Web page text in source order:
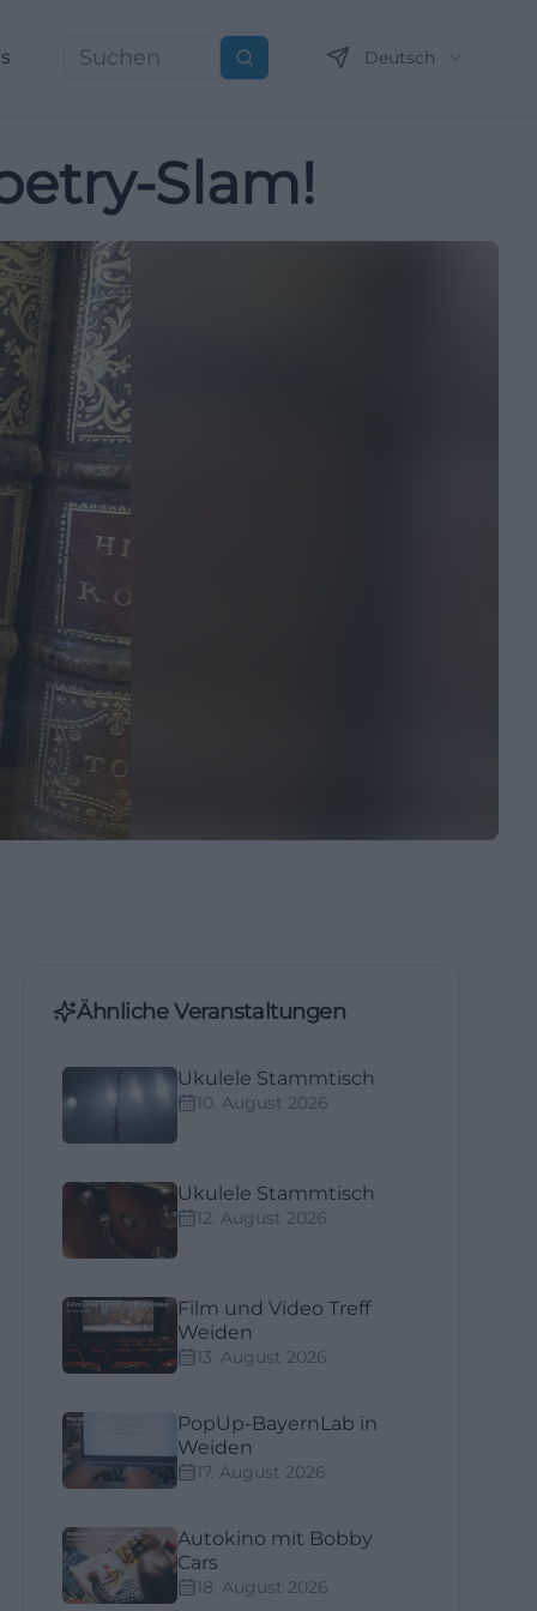
Suchen Deutsch
Slam!
Ähnliche Veranstaltungen
Ukulele Stammtisch
10. August 2026
Ukulele Stammtisch
12. August 2026
Film und Video Treff
Weiden
13. August 2026
PopUp-BayernLab in
Weiden
17. August 2026
Autokino mit Bobby
Cars
18. August 2026